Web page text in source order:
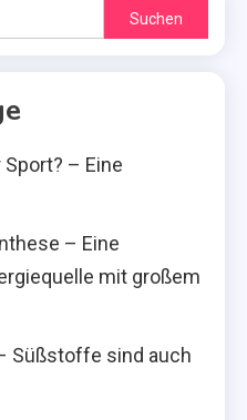
Suchen
nach:
– Eine
– Eine
mit großem
Süßstoffe sind auch